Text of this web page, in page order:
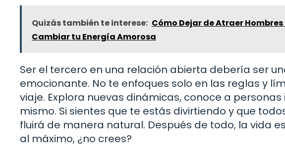
Quizás también te interese: Cómo Dejar de Atraer
Cambiar tu Energía Amorosa
Ser el tercero en una relación abierta debería ser
emocionante. No te enfoques solo en las reglas y
viaje. Explora nuevas dinámicas, conoce a
mismo. Si sientes que te estás divirtiendo y que
fluirá de manera natural. Después de todo, la vida
al máximo, ¿no crees?